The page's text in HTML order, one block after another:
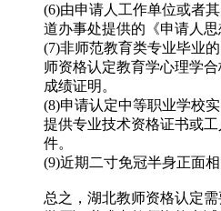
(6)由申请人工作单位或者
道办事处提供的《申请人思
(7)非师范教育类专业毕业
师资格认定教育学心理学
成绩证明。
(8)申请认定中等职业学校
提供专业技术资格证书或
件。
(9)近期二寸免冠半身正面相
总之，湖北教师资格认定